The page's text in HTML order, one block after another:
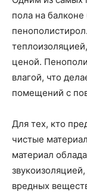
пола на
ценой.
влагой, что
помещений с
Для тех, кто
чистые
материал
вредных